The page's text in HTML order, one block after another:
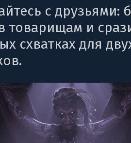
с друзьями:
товарищам и
схватках для